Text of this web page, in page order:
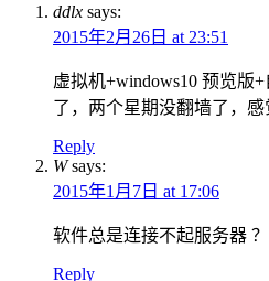
ddlx says:
2015年2月26日 at 23:51
虚拟机+windows10 预览版
了，两个星期没翻墙了，感
Reply
W says:
2015年1月7日 at 17:06
软件总是连接不起服务器
Reply